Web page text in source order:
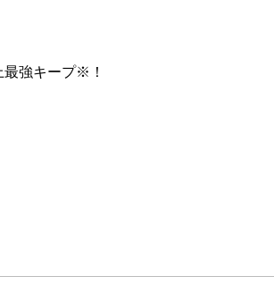
最強キープ※！